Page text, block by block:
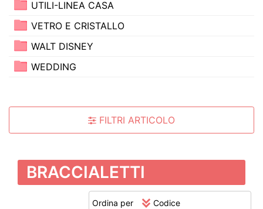
UTILI-LINEA CASA
VETRO E CRISTALLO
WALT DISNEY
WEDDING
FILTRI ARTICOLO
BRACCIALETTI
Ordina per